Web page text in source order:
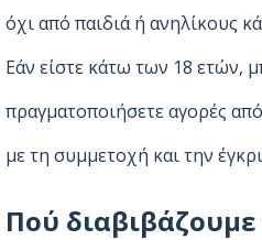
όχι από παιδιά ή ανηλίκους
Εάν είστε κάτω των 18 ετών,
πραγματοποιήσετε αγορές
με τη συμμετοχή και την
Πού